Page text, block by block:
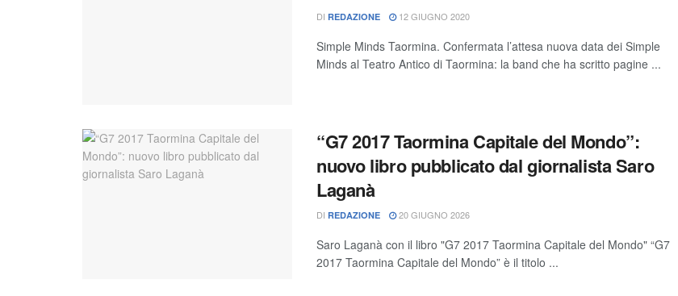
DI REDAZIONE 12 GIUGNO 2020
Simple Minds Taormina. Confermata l’attesa nuova data dei Simple
Minds al Teatro Antico di Taormina: la band che ha scritto pagine ...
“G7 2017 Taormina Capitale del Mondo”:
nuovo libro pubblicato dal giornalista Saro
Laganà
DI REDAZIONE 20 GIUGNO 2026
Saro Laganà con il libro "G7 2017 Taormina Capitale del Mondo" “G7
2017 Taormina Capitale del Mondo” è il titolo ...